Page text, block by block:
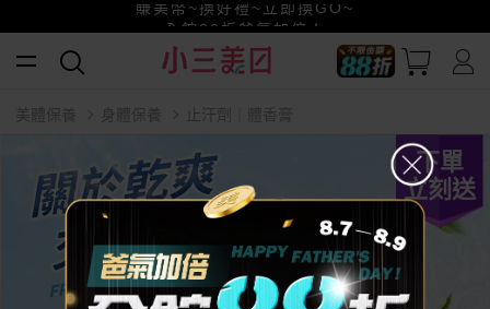
賺美幣~換好禮~立即換GO~
小三美日x全支付~美幣+全點折上折超划算
全館88折爸氣加倍！
美體保養 身體保養 止汗劑｜體香膏
下單
立刻送